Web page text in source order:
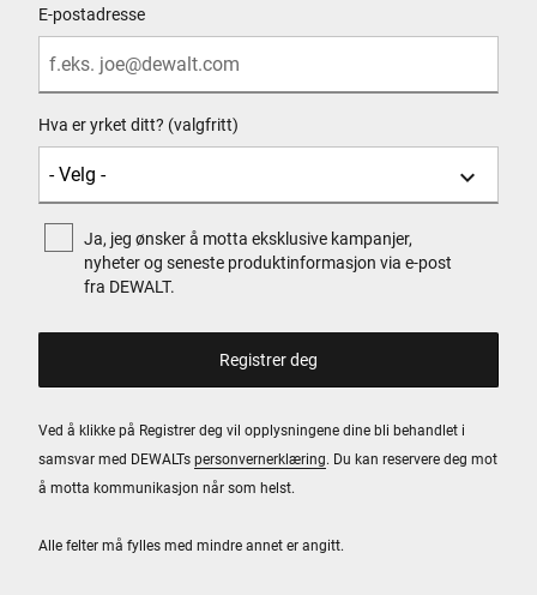
Alle felter må fylles med mindre annet er angitt.
E-postadresse
Hva er yrket ditt? (valgfritt)
Ja, jeg ønsker å motta eksklusive kampanjer,
nyheter og seneste produktinformasjon via e-post
fra DEWALT.
Ved å klikke på Registrer deg vil opplysningene dine bli behandlet i
samsvar med DEWALTs personvernerklæring. Du kan reservere deg mot
å motta kommunikasjon når som helst.